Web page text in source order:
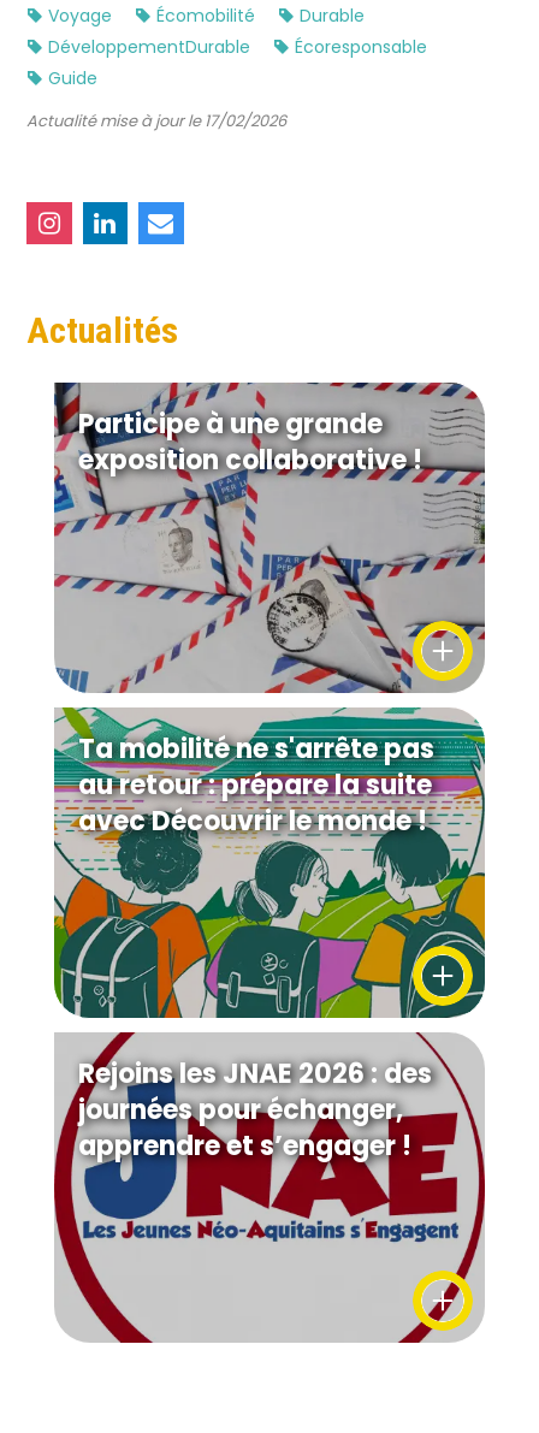
Voyage Écomobilité
Durable
DéveloppementDurable
Écoresponsable
Guide
Actualité mise à jour le 17/02/2026
Actualités
Participe à une grande
exposition collaborative !
Ta mobilité ne s'arrête pas
au retour : prépare la suite
avec Découvrir le monde !
Rejoins les JNAE 2026 : des
journées pour échanger,
apprendre et s’engager !